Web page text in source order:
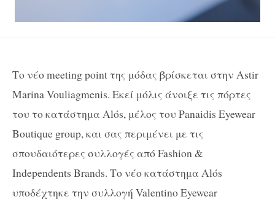
Το νέο meeting point της μόδας βρίσκεται στην Astir
Marina Vouliagmenis. Εκεί μόλις άνοιξε τις πόρτες
του το κατάστημα Alόs, μέλος του Panaidis Eyewear
Boutique group, και σας περιμένει με τις
σπουδαιότερες συλλογές από Fashion &
Independents Brands. Το νέο κατάστημα Alόs
υποδέχτηκε την συλλογή Valentino Eyewear